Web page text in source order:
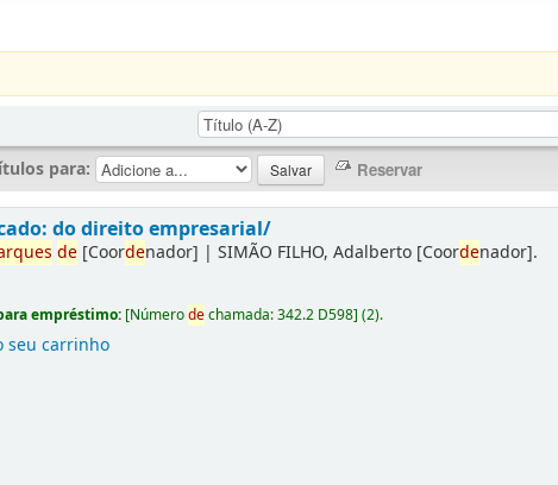
para:
do direito empresarial/
de [Coordenador] |SIMÃO FILHO, Adalberto [Coordenador].
empréstimo: [Númerodechamada:342.2 D598](2).
seu carrinho